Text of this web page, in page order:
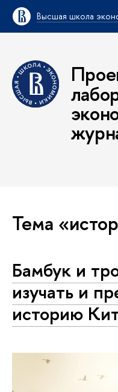
Высшая школа
Тема
Бамбук и
изучать и
историю